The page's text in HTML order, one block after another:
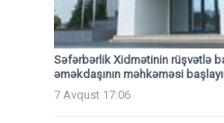
Səfərbərlik Xidmətinin rüşvətlə
əməkdaşının məhkəməsi
7 Avqust 17:06